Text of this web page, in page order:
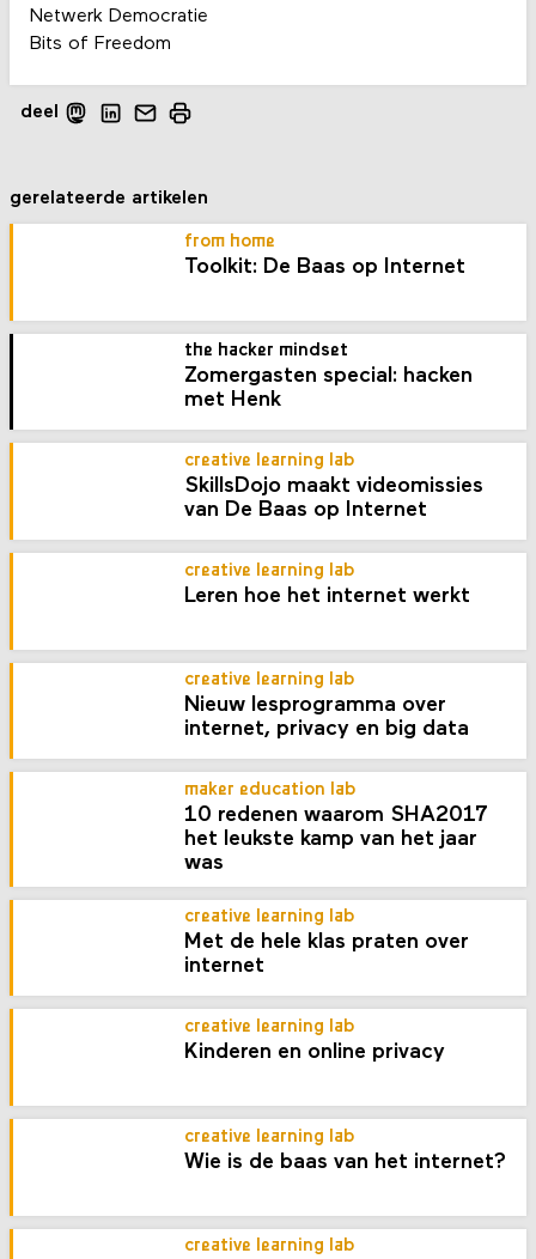
deel
Netwerk Democratie
Bits of Freedom
gerelateerde artikelen
from home
Toolkit: De Baas op Internet
the hacker mindset
Zomergasten special: hacken
met Henk
creative learning lab
SkillsDojo maakt videomissies
van De Baas op Internet
creative learning lab
Leren hoe het internet werkt
creative learning lab
Nieuw lesprogramma over
internet, privacy en big data
maker education lab
10 redenen waarom SHA2017
het leukste kamp van het jaar
was
creative learning lab
Met de hele klas praten over
internet
creative learning lab
Kinderen en online privacy
creative learning lab
Wie is de baas van het internet?
creative learning lab